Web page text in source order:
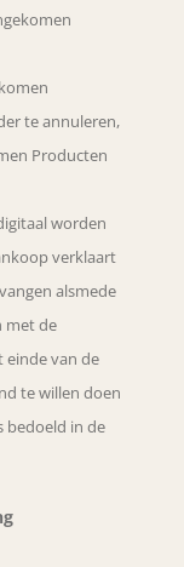
te annuleren,
Producten
worden
verklaart
alsmede
met de
einde van de
te willen doen
bedoeld in de